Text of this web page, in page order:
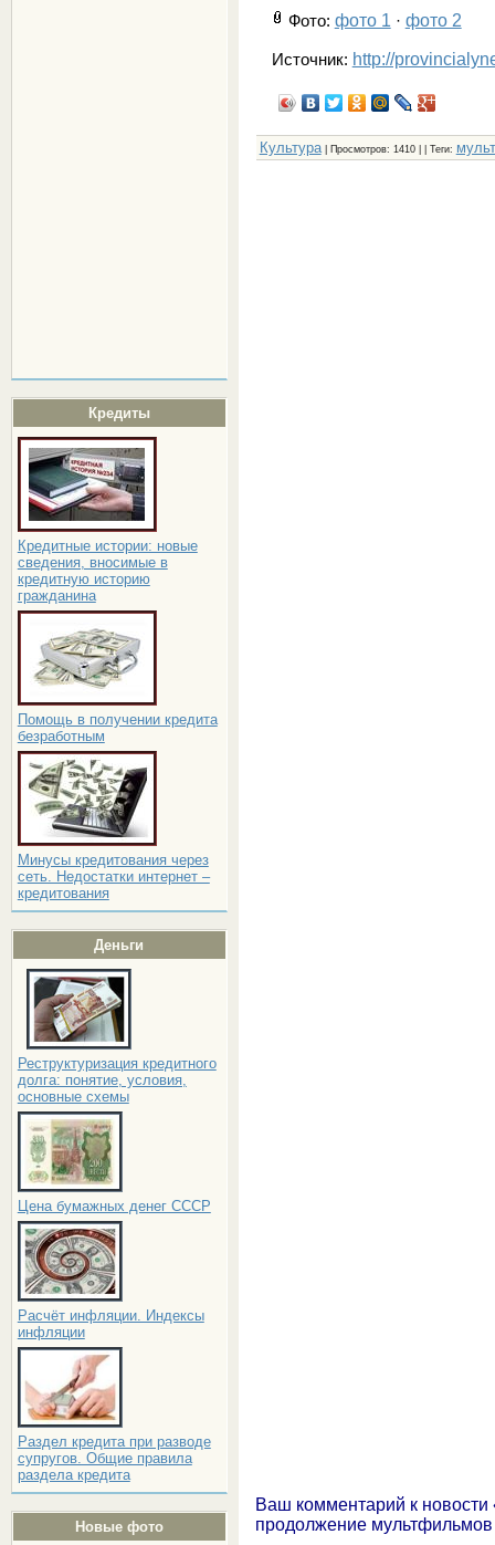
Кредиты
Кредитные истории: новые
сведения, вносимые в
кредитную историю
гражданина
Помощь в получении кредита
безработным
Минусы кредитования через
сеть. Недостатки интернет –
кредитования
Деньги
Реструктуризация кредитного
долга: понятие, условия,
основные схемы
Цена бумажных денег СССР
Расчёт инфляции. Индексы
инфляции
Раздел кредита при разводе
супругов. Общие правила
раздела кредита
Новые фото
Фото: фото 1 · фото 2
Источник: http://
Культура| Просмотров: 1410 | | Теги:
Ваш комментарий к
продолжение